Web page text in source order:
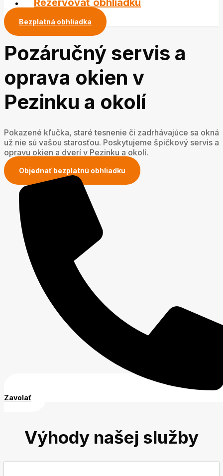
Rezervovať obhliadku
Bezplatná obhliadka
Pozáručný servis a
oprava okien v
Pezinku a okolí
Pokazené kľučka, staré tesnenie či zadrhávajúce sa okná
už nie sú vašou starosťou. Poskytujeme špičkový servis a
opravu okien a dverí v Pezinku a okolí.
Objednať bezplatnú obhliadku
Zavolať
Výhody našej služby